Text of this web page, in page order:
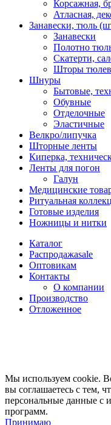
Корсажная,
Атласная,
Занавески, тюль
Занавески
Полотно
Скатерти,
Шторы
Шнуры
Бытовые,
Обувные
Отделочные
Эластичные
Велкро/липучка
Шторные ленты
Киперка,
Ленты для погон
Галун
Медицинские
Ритуальная
Готовые изделия
Ножницы и нитки
Каталог
Распродажаsale
Оптовикам
Контакты
О компании
Производство
Отложенное
Мы используем cookie.
вы соглашаетесь с тем,
персональные данные с
программ.
Принимаю